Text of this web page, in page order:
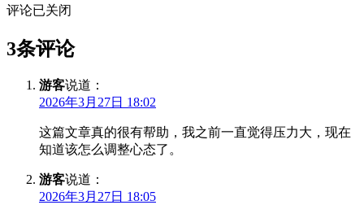
评论已关闭
3条评论
游客说道：
2026年3月27日 18:02
这篇文章真的很有帮助，我之前一直觉得压力大，现在
知道该怎么调整心态了。
游客说道：
2026年3月27日 18:05